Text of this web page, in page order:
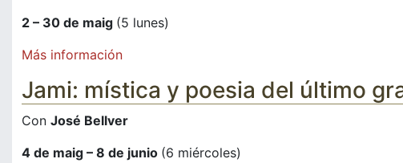
2 – 30 de maig (5 lunes)
Más información
Jami: mística y poesia del último
Con José Bellver
4 de maig – 8 de junio (6 miércoles)